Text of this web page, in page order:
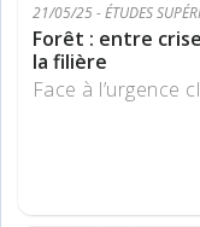
21/05/25 - ÉTUDES
Forêt : entre
la filière
Face à l’urgence